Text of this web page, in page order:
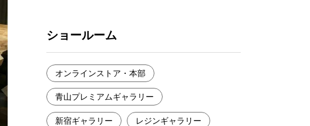
ショールーム
オンラインストア・本部
青山プレミアムギャラリー
新宿ギャラリー レジンギャラリー